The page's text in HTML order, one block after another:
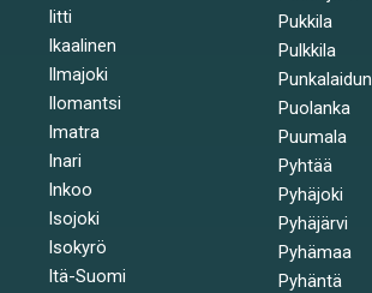
Iitti
Ikaalinen
Ilmajoki
Ilomantsi
Imatra
Inari
Inkoo
Isojoki
Isokyrö
Itä-Suomi
Pukkila
Pulkkila
Punkalaidun
Puolanka
Puumala
Pyhtää
Pyhäjoki
Pyhäjärvi
Pyhämaa
Pyhäntä